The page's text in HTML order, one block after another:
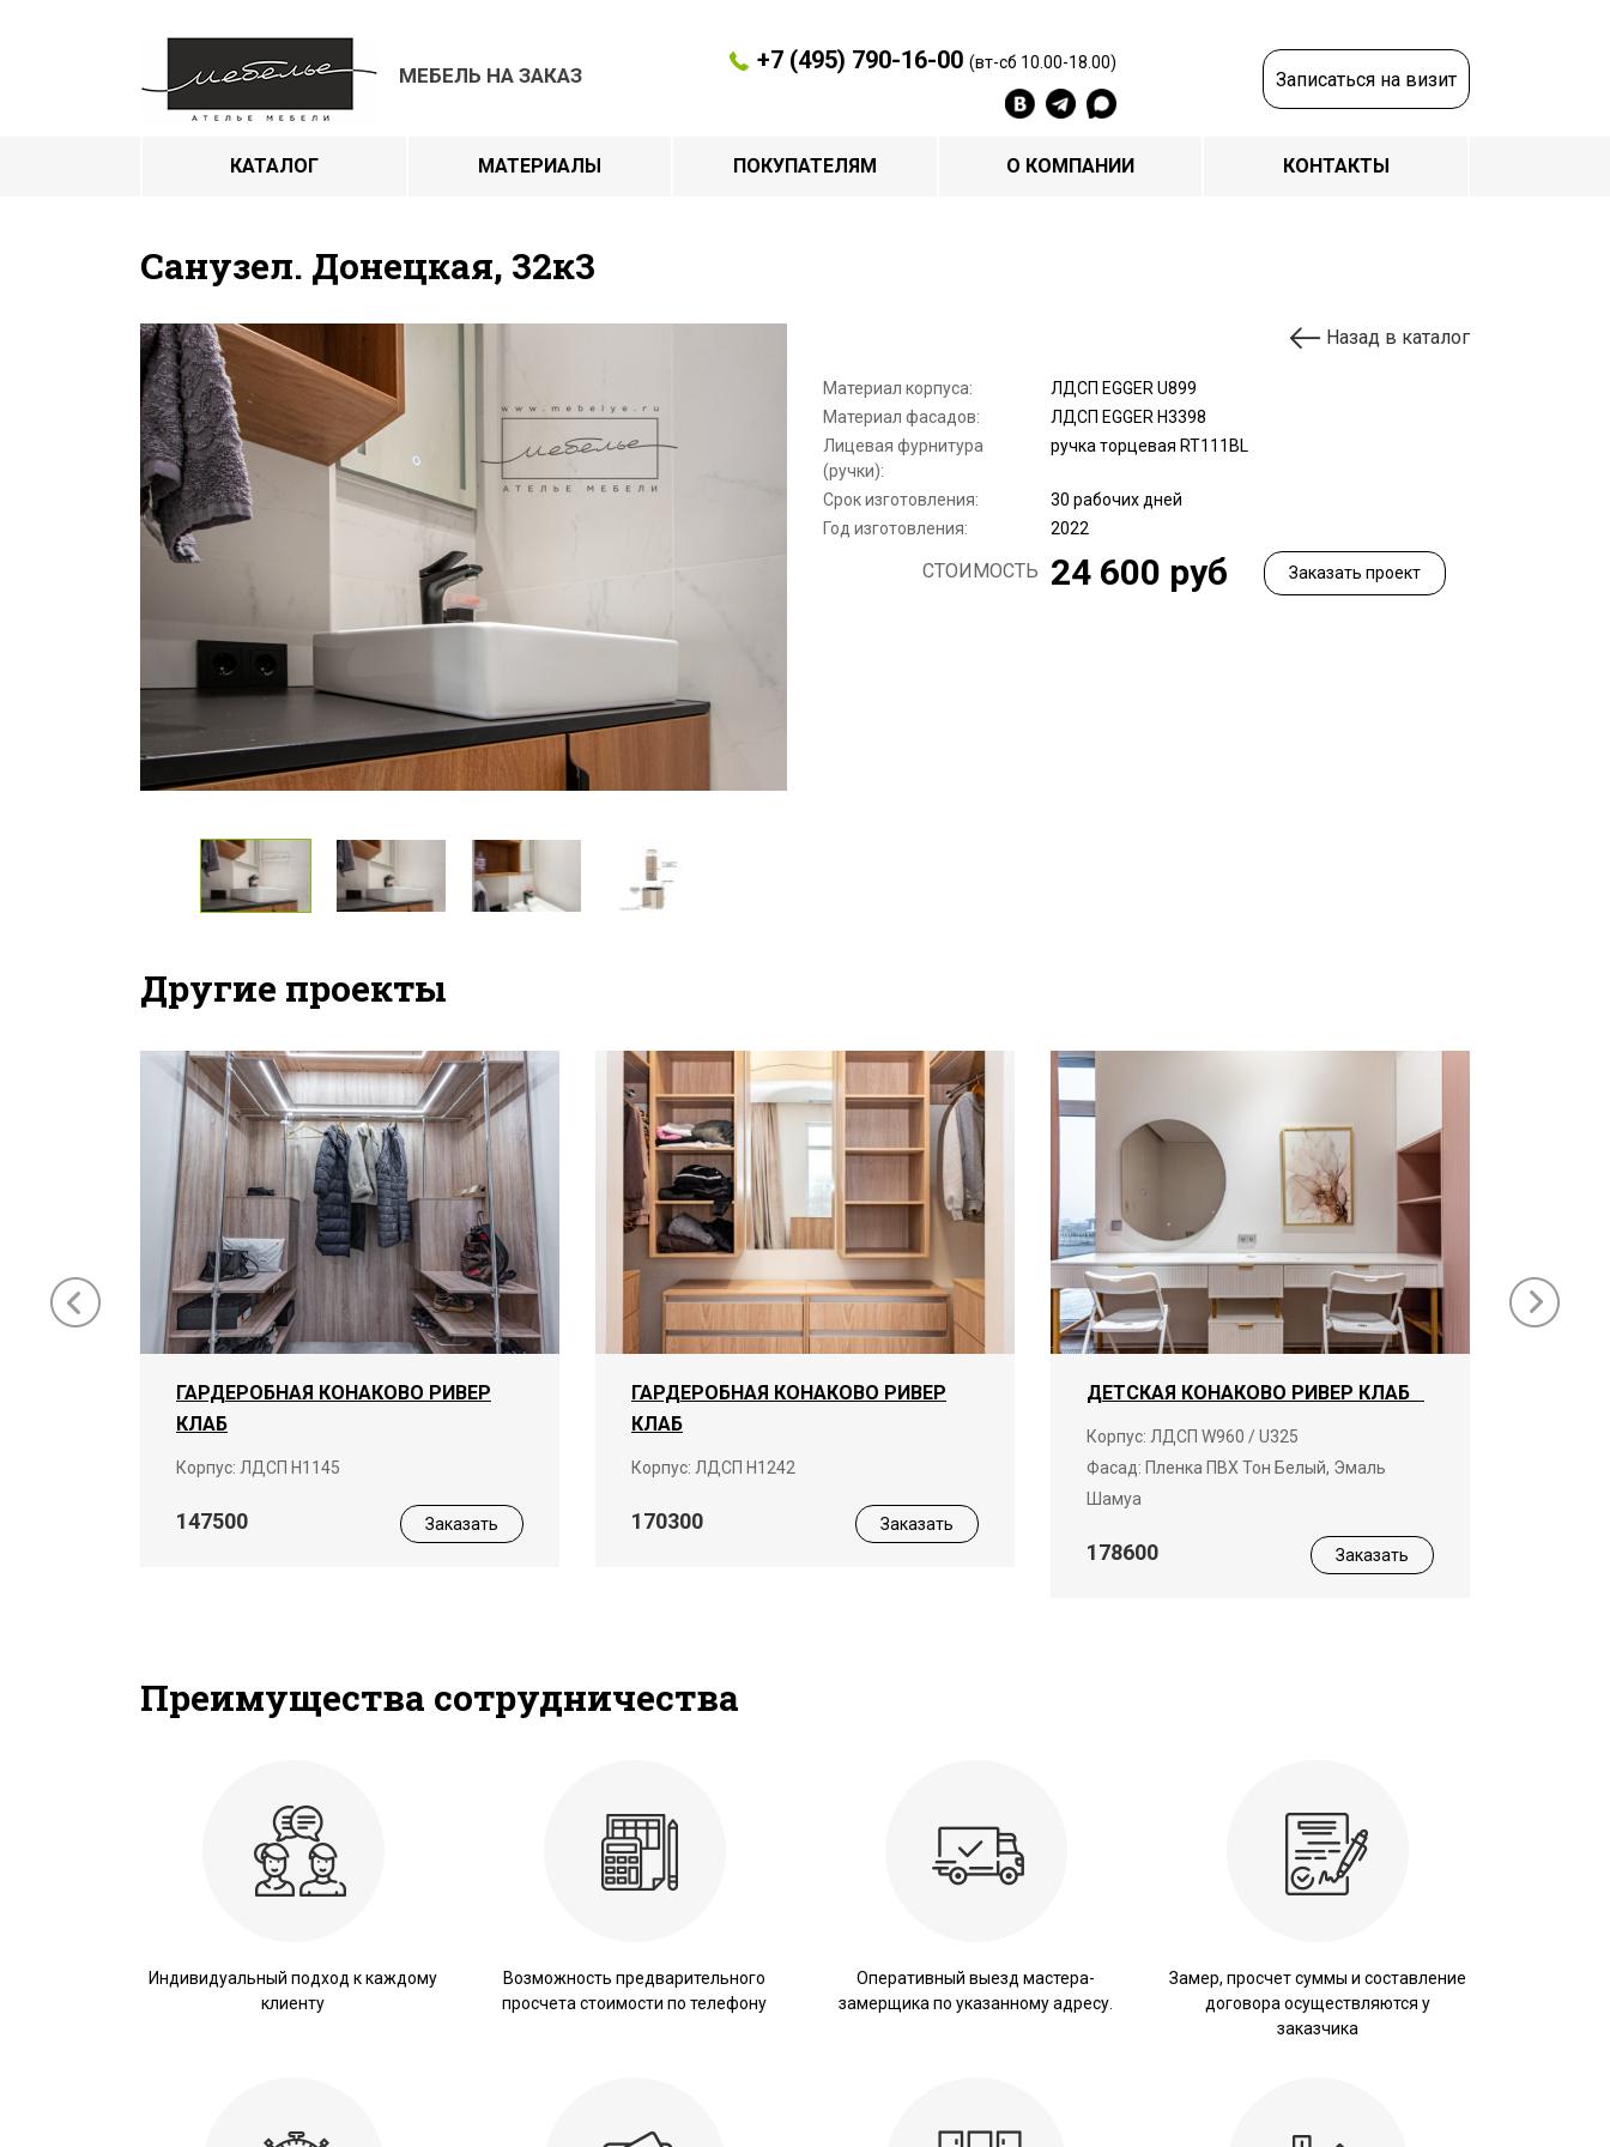
МЕБЕЛЬ НА ЗАКАЗ
+7 (495) 790-16-00 (вт-сб 10.00-18.00)
Записаться на визит
КАТАЛОГ МАТЕРИАЛЫ ПОКУПАТЕЛЯМ О КОМПАНИИ КОНТАКТЫ
Санузел. Донецкая, 32к3
Назад в каталог
Материал корпуса:
ЛДСП EGGER U899
Материал фасадов:
ЛДСП EGGER Н3398
Лицевая фурнитура
(ручки):
ручка торцевая RT111BL
Срок изготовления:
30 рабочих дней
Год изготовления:
2022
СТОИМОСТЬ 24 600 руб Заказать проект
Другие проекты
ГАРДЕРОБНАЯ КОНАКОВО РИВЕР
КЛАБ
Корпус: ЛДСП Н1145
147500 Заказать
ГАРДЕРОБНАЯ КОНАКОВО РИВЕР
КЛАБ
Корпус: ЛДСП Н1242
170300 Заказать
ДЕТСКАЯ КОНАКОВО РИВЕР КЛАБ
Корпус: ЛДСП W960 / U325
Фасад: Пленка ПВХ Тон Белый, Эмаль
Шамуа
178600 Заказать
Преимущества сотрудничества
Индивидуальный подход к каждому
клиенту
Возможность предварительного
просчета стоимости по телефону
Оперативный выезд мастера-
замерщика по указанному адресу.
Замер, просчет суммы и составление
договора осуществляются у
заказчика